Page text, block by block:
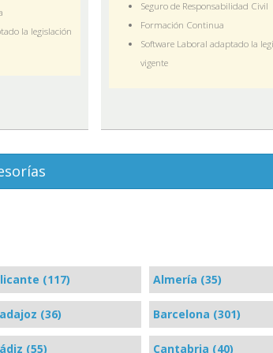
la legislación
Seguro de Responsabilidad Civil
Formación Continua
Software Laboral adaptado la
vigente
(117) Almería (35)
(36) Barcelona (301)
(55) Cantabria (40)